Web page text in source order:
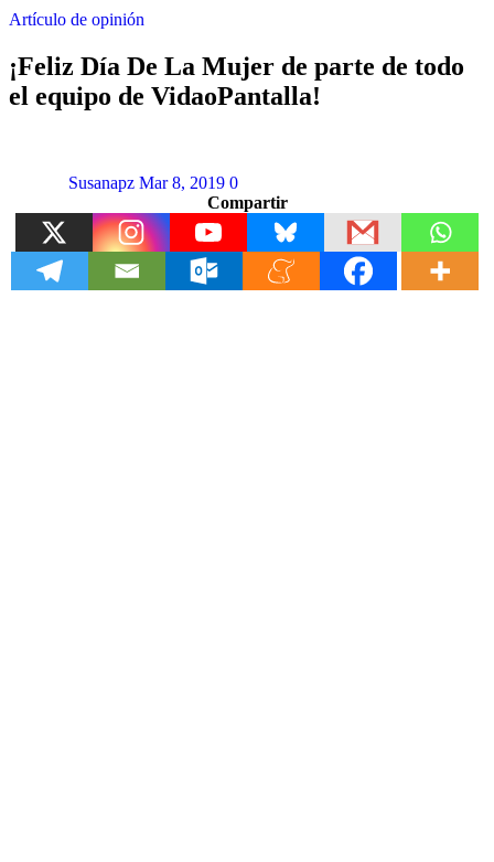
Artículo de opinión
¡Feliz Día De La Mujer de parte de todo
el equipo de VidaoPantalla!
Susanapz Mar 8, 2019 0
Compartir